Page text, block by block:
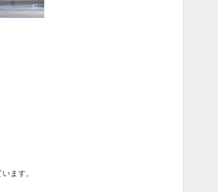
ます。